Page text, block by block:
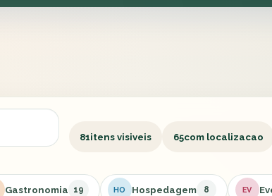
81itens visiveis 65com localizacao
Gastronomia 19 HO Hospedagem 8 EV